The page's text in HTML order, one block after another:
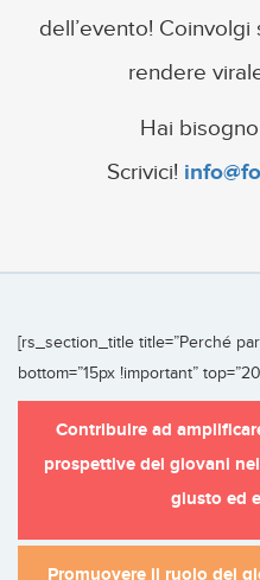
dell’evento!
rendere
Hai
Scrivici!
[rs_section_title title=”Perché
bottom=”15px !important”
Contribuire ad
prospettive dei giovani
giusto ed
Promuovere il ruolo dei